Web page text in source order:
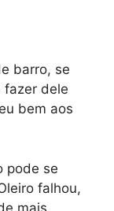
barro, se
fazer dele
bem aos
pode se
falhou,
mais